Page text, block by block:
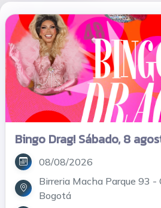
Bingo Drag! Sábado, 8
08/08/2026
Birreria Macha Parque 93 -
Bogotá